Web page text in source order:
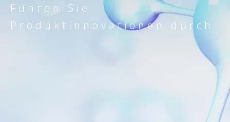
Führen Sie
Produktinnovationen durch